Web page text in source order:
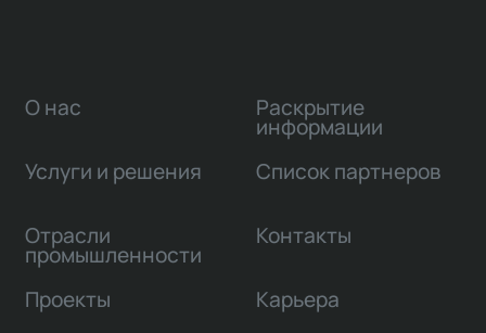
О нас
Услуги и решения
Отрасли
промышленности
Проекты
Раскрытие
информации
Список партнеров
Контакты
Карьера